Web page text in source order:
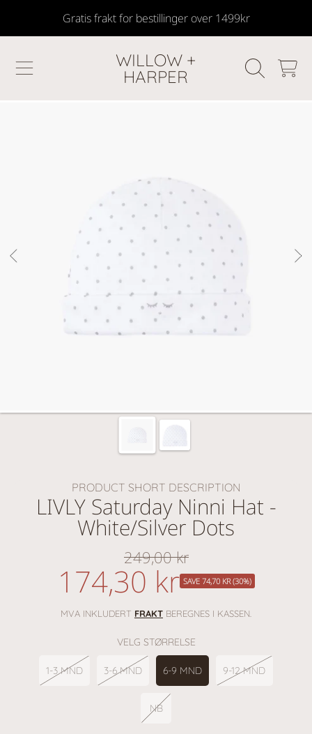
SKIP TO CONTENT
Gratis frakt for bestillinger over 1499kr
WILLOW +
HARPER
PRODUCT SHORT DESCRIPTION
LIVLY Saturday Ninni Hat -
White/Silver Dots
Vanlig
pris
249,00 kr
nedsatt
pris
174,30 kr SAVE 74,70 KR (30%)
MVA INKLUDERT FRAKT BEREGNES I KASSEN.
VELG STØRRELSE
1-3 MND 3-6 MND 6-9 MND 9-12 MND
NB